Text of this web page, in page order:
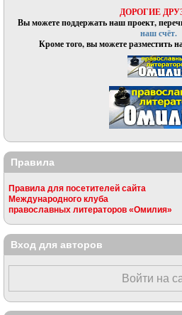
ДОРОГИЕ
Вы можете поддержать наш проект,
наш счёт.
Кроме того, вы можете разместить
Правила
Правила для посетителей сайта
Международного клуба
православных литераторов «Омилия»
Вход для авторов
Войти на